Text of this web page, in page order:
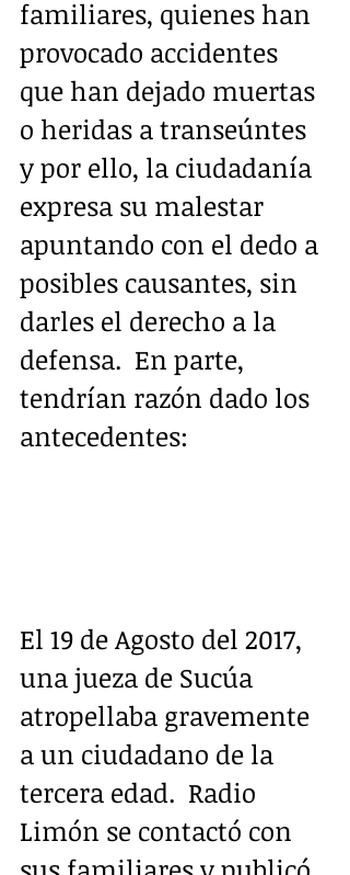
familiares, quienes han
provocado accidentes
que han dejado muertas
o heridas a transeúntes
y por ello, la ciudadanía
expresa su malestar
apuntando con el dedo a
posibles causantes, sin
darles el derecho a la
defensa.  En parte,
tendrían razón dado los
antecedentes:
El 19 de Agosto del 2017,
una jueza de Sucúa
atropellaba gravemente
a un ciudadano de la
tercera edad.  Radio
Limón se contactó con